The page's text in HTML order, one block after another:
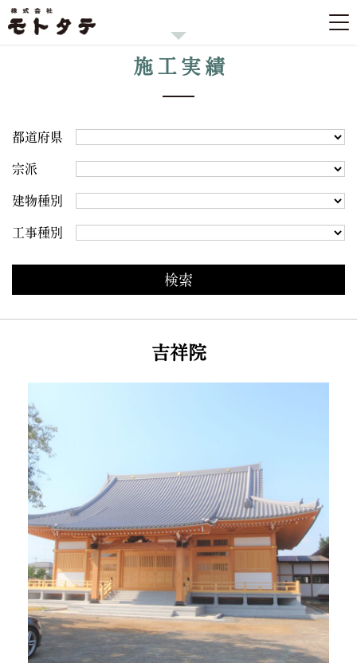
施工実績
都道府県
宗派
建物種別
工事種別
吉祥院